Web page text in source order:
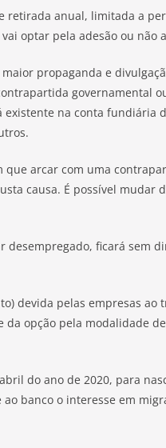
retirada anual, limitada a
optar pela adesão ou não
propaganda e
governamental
na conta fundiária
que arcar com uma
causa. É possível mudar
ficará sem
devida pelas empresas ao
opção pela modalidade
do ano de 2020, para
banco o interesse em
Campanha Salarial
com mobilização
27 de agosto de 2025